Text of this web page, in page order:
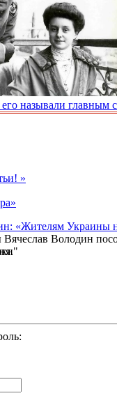
называли главным
»
«Жителям Украины
Володин